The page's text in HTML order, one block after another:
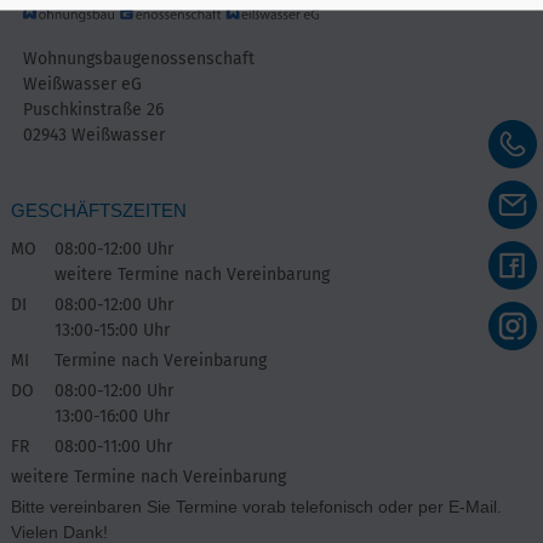
Wohnungsbaugenossenschaft
Weißwasser eG
Puschkinstraße 26
02943 Weißwasser
GESCHÄFTSZEITEN
MO
08:00-12:00 Uhr
weitere Termine nach Vereinbarung
DI
08:00-12:00 Uhr
13:00-15:00 Uhr
MI
Termine nach Vereinbarung
DO
08:00-12:00 Uhr
13:00-16:00 Uhr
FR
08:00-11:00 Uhr
weitere Termine nach Vereinbarung
Bitte vereinbaren Sie Termine vorab telefonisch oder per E-Mail.
Vielen Dank!